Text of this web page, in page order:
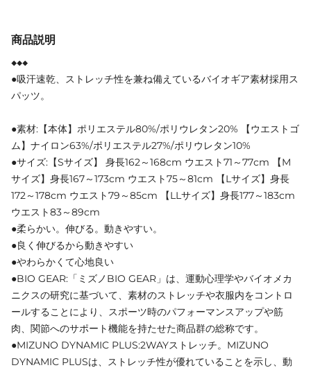
商品説明
◆◆◆
●吸汗速乾、ストレッチ性を兼ね備えているバイオギア素材採用ス
パッツ。
●素材:【本体】ポリエステル80%/ポリウレタン20% 【ウエストゴ
ム】ナイロン63%/ポリエステル27%/ポリウレタン10%
●サイズ:【Sサイズ】 身長162～168cm ウエスト71～77cm 【M
サイズ】身長167～173cm ウエスト75～81cm 【Lサイズ】身長
172～178cm ウエスト79～85cm 【LLサイズ】身長177～183cm
ウエスト83～89cm
●柔らかい。伸びる。動きやすい。
●良く伸びるから動きやすい
●やわらかくて心地良い
●BIO GEAR:「ミズノBIO GEAR」は、運動心理学やバイオメカ
ニクスの研究に基づいて、素材のストレッチや衣服内をコントロ
ールすることにより、スポーツ時のパフォーマンスアップや筋
肉、関節へのサポート機能を持たせた商品群の総称です。
●MIZUNO DYNAMIC PLUS:2WAYストレッチ。MIZUNO
DYNAMIC PLUSは、ストレッチ性が優れていることを示し、動